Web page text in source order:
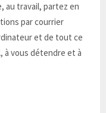
au travail, partez en
par courrier
et de tout ce
à vous détendre et à